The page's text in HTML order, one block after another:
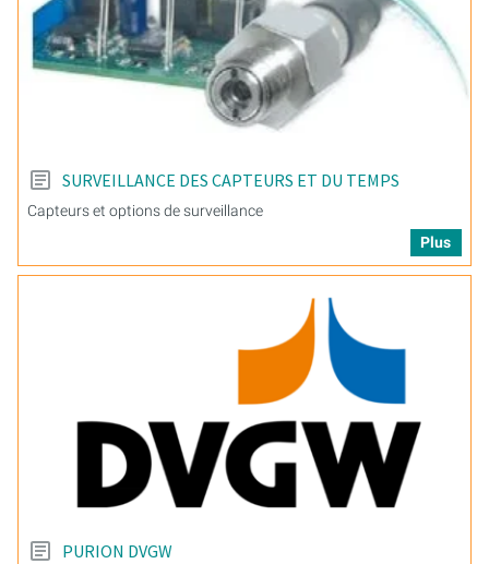
SURVEILLANCE DES CAPTEURS ET DU TEMPS
Capteurs et options de surveillance
Plus
PURION DVGW